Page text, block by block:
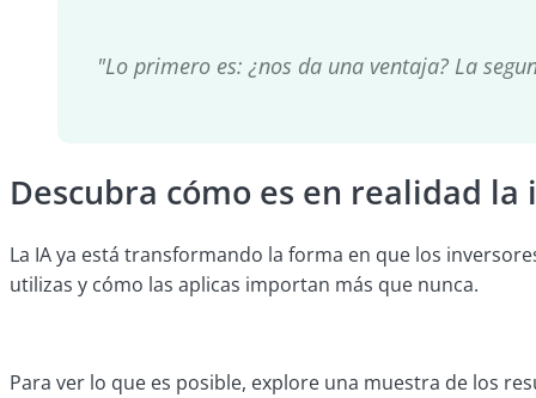
"Lo primero es: ¿nos da una ventaja? La
Descubra cómo es en realidad
La IA ya está transformando la forma en que los
utilizas y cómo las aplicas importan más que nunca.
Para ver lo que es posible, explore una muestra de los